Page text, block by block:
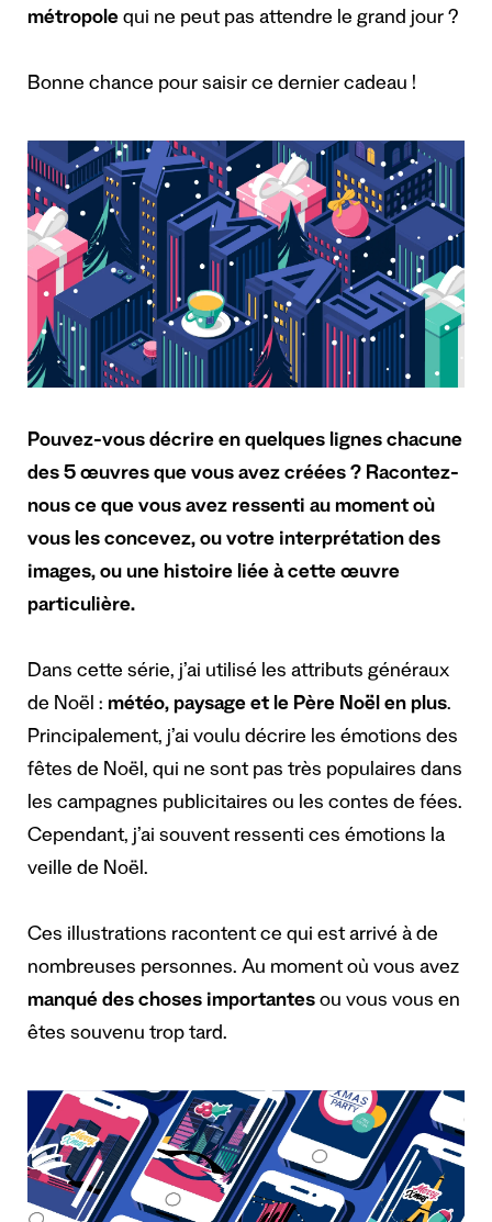
métropole qui ne peut pas attendre le grand jour ?
Bonne chance pour saisir ce dernier cadeau !
Pouvez-vous décrire en quelques lignes chacune
des 5 œuvres que vous avez créées ? Racontez-
nous ce que vous avez ressenti au moment où
vous les concevez, ou votre interprétation des
images, ou une histoire liée à cette œuvre
particulière.
Dans cette série, j’ai utilisé les attributs généraux
de Noël : météo, paysage et le Père Noël en plus.
Principalement, j’ai voulu décrire les émotions des
fêtes de Noël, qui ne sont pas très populaires dans
les campagnes publicitaires ou les contes de fées.
Cependant, j’ai souvent ressenti ces émotions la
veille de Noël.
Ces illustrations racontent ce qui est arrivé à de
nombreuses personnes. Au moment où vous avez
manqué des choses importantes ou vous vous en
êtes souvenu trop tard.